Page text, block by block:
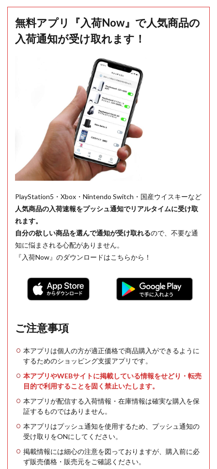
無料アプリ『入荷Now』で人気商品の
入荷通知が受け取れます！
PlayStation5・Xbox・Nintendo Switch・国産ウイスキーなど
人気商品の入荷速報をプッシュ通知でリアルタイムに受け取
れます。
自分の欲しい商品を選んで通知が受け取れるので、不要な通
知に悩まされる心配がありません。
『入荷Now』のダウンロードはこちらから！
ご注意事項
本アプリは個人の方が適正価格で商品購入ができるように
するためのショッピング支援アプリです。
本アプリやWEBサイトに掲載している情報をせどり・転売
目的で利用することを固く禁止いたします。
本アプリが配信する入荷情報・在庫情報は確実な購入を保
証するものではありません。
本アプリはプッシュ通知を使用するため、プッシュ通知の
受け取りをONにしてください。
掲載情報には細心の注意を図っておりますが、購入前に必
ず販売価格・販売元をご確認ください。